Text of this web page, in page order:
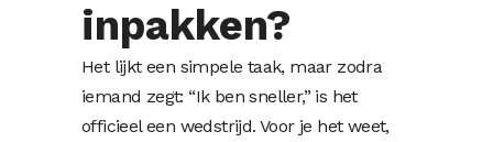
inpakken?
Het lijkt een simpele taak, maar zodra
iemand zegt: “Ik ben sneller,” is het
officieel een wedstrijd. Voor je het weet,